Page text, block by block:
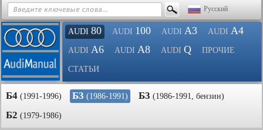
Русский
AUDI 80 AUDI 100 AUDI A3 AUDI A4
AUDI A6 AUDI A8 AUDI Q ПРОЧИЕ
СТАТЬИ
Б4 (1991-1996) Б3 (1986-1991) Б3 (1986-1991, бензин)
Б2 (1979-1986)